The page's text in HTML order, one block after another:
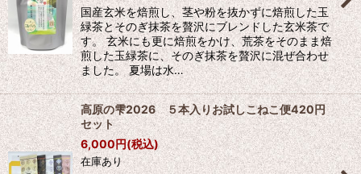
国産玄米を焙煎し、茎や粉を抜かずに焙煎した玉
緑茶とそのぎ抹茶を贅沢にブレンドした玄米茶で
す。 玄米にも更に焙煎をかけ、荒茶をそのまま焙
煎した玉緑茶に、そのぎ抹茶を贅沢に混ぜ合わせ
ました。 夏場は水…
高原の雫2026 ５本入りお試しこねこ便420円
セット
6,000円(税込)
在庫あり